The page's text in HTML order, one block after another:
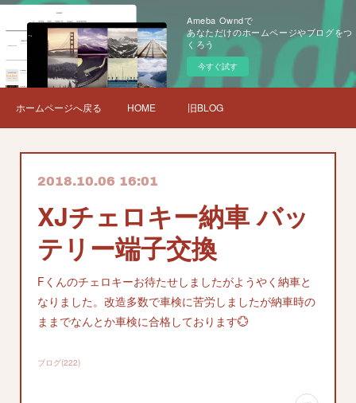
Ameba Owndで
あなただけのホームページやブログをつ
くろう
今すぐ試す
ホームページへ戻る HOME 旧BLOG
2018.10.06 16:01
XJチェロキー納車 バッ
テリー端子交換
Fくんのチェロキーお待たせしましたがようやく納車と
なりました。改造多数で車検に苦労しましたが納車時の
ままでなんとか車検に合格しております💮
ブログ(222)